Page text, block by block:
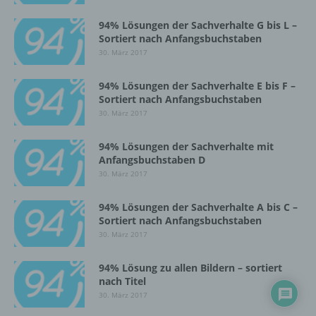
94% Lösungen der Sachverhalte G bis L –
Sortiert nach Anfangsbuchstaben
30. März 2017
94% Lösungen der Sachverhalte E bis F –
Sortiert nach Anfangsbuchstaben
30. März 2017
94% Lösungen der Sachverhalte mit
Anfangsbuchstaben D
30. März 2017
94% Lösungen der Sachverhalte A bis C –
Sortiert nach Anfangsbuchstaben
30. März 2017
94% Lösung zu allen Bildern – sortiert
nach Titel
30. März 2017
Organisation, das Ordnen, die Speicherung,
die Anpassung oder Veränderung, das
Auslesen, das Abfragen, die Verwendung,
Verbreitung oder eine andere Form der
Bereitstellung, den Abgleich oder die
Verknüpfung, die Einschränkung, das
Löschen oder die Vernichtung.
d) Einschränkung der Verarbeitung
Einschränkung der Verarbeitung ist die
Markierung gespeicherter
personenbezogener Daten mit dem Ziel, ihre
e) Profiling